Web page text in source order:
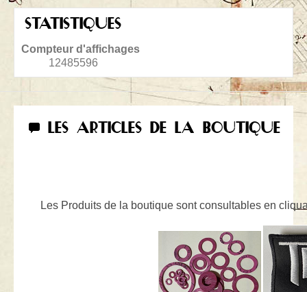
STATISTIQUES
Compteur d'affichages
12485596
LES ARTICLES DE LA BOUTIQUE
Les Produits de la boutique sont consultables en